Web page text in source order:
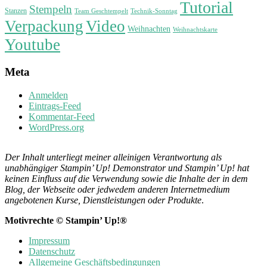
Stanzen Stempeln Team Geschtempelt Technik-Sonntag Tutorial
VerpackungVideo Weihnachten Weihnachtskarte
Youtube
Meta
Anmelden
Eintrags-Feed
Kommentar-Feed
WordPress.org
Der Inhalt unterliegt meiner alleinigen Verantwortung als
unabhängiger Stampin’ Up! Demonstrator und Stampin’ Up! hat
keinen Einfluss auf die Verwendung sowie die Inhalte der in dem
Blog, der Webseite oder jedwedem anderen Internetmedium
angebotenen Kurse, Dienstleistungen oder Produkte.
Motivrechte © Stampin’ Up!®
Impressum
Datenschutz
Allgemeine Geschäftsbedingungen